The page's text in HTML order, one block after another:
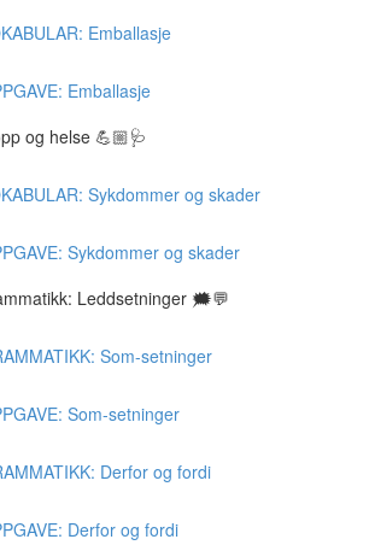
Emballasje
Emballasje
og helse 💪🏼🩺
Sykdommer og skader
Sykdommer og skader
Leddsetninger 🗯💬
Som-setninger
Som-setninger
Derfor og fordi
Derfor og fordi